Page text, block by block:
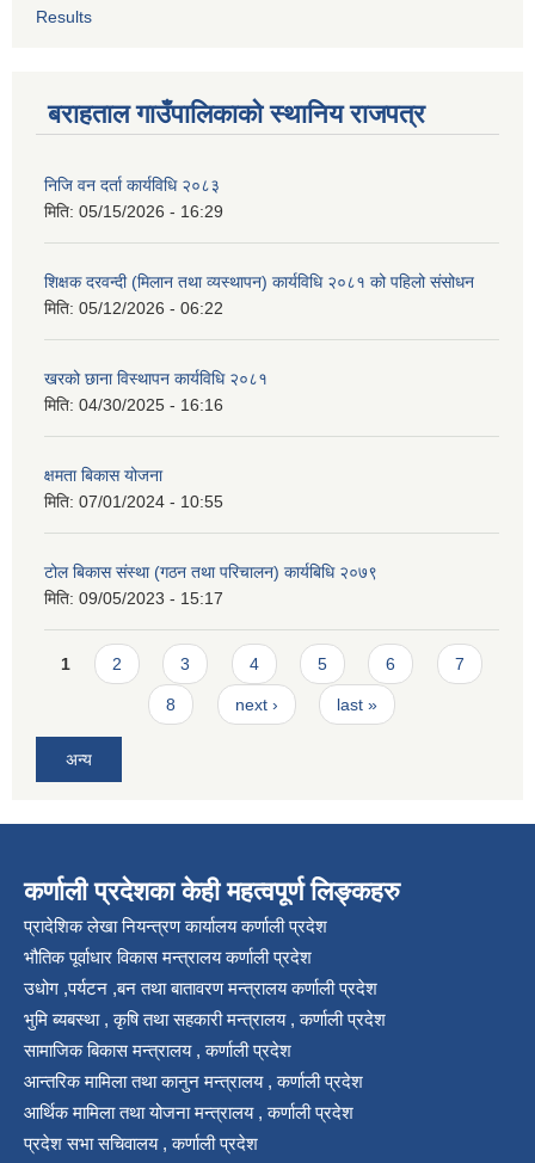
Results
बराहताल गाउँपालिकाको स्थानिय राजपत्र
निजि वन दर्ता कार्यविधि २०८३
मिति: 05/15/2026 - 16:29
शिक्षक दरवन्दी (मिलान तथा व्यस्थापन) कार्यविधि २०८१ को पहिलो संसोधन
मिति: 05/12/2026 - 06:22
खरको छाना विस्थापन कार्यविधि २०८१
मिति: 04/30/2025 - 16:16
क्षमता बिकास योजना
मिति: 07/01/2024 - 10:55
टोल बिकास संस्था (गठन तथा परिचालन) कार्यबिधि २०७९
मिति: 09/05/2023 - 15:17
Pages
1 2 3 4 5 6 7
8 next › last »
अन्य
कर्णाली प्रदेशका केही महत्वपूर्ण लिङ्कहरु
प्रादेशिक लेखा नियन्त्रण कार्यालय कर्णाली प्रदेश
भौतिक पूर्वाधार विकास मन्त्रालय कर्णाली प्रदेश
उधोग ,पर्यटन ,बन तथा बातावरण मन्त्रालय कर्णाली प्रदेश
भुमि ब्यबस्था , कृषि तथा सहकारी मन्त्रालय , कर्णाली प्रदेश
सामाजिक बिकास मन्त्रालय , कर्णाली प्रदेश
आन्तरिक मामिला तथा कानुन मन्त्रालय , कर्णाली प्रदेश
आर्थिक मामिला तथा योजना मन्त्रालय , कर्णाली प्रदेश
प्रदेश सभा सचिवालय , कर्णाली प्रदेश